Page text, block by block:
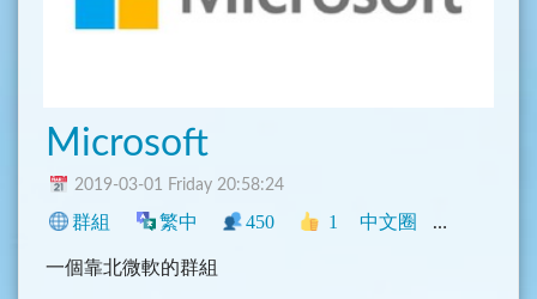
Microsoft
2019-03-01 Friday 20:58:24
群組 繁中 450 1 中文圈 臺灣
一個靠北微軟的群組